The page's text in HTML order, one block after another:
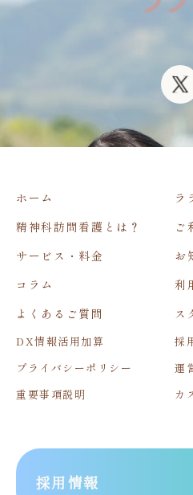
ホーム
ラ
精神科訪問看護とは？
ご
サービス・料金
お
コラム
利
よくあるご質問
ス
DX情報活用加算
採
プライバシーポリシー
運
重要事項説明
カ
採用情報